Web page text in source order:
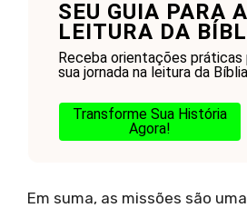
SEU GUIA PARA A
LEITURA DA
Receba orientações
sua jornada na leitura da
Transforme Sua História
Agora!
Em suma, as missões são